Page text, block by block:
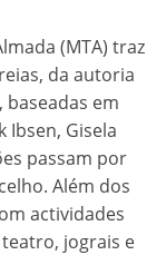
(MTA) traz
da autoria
em
Ibsen, Gisela
passam por
Além dos
actividades
jograis e